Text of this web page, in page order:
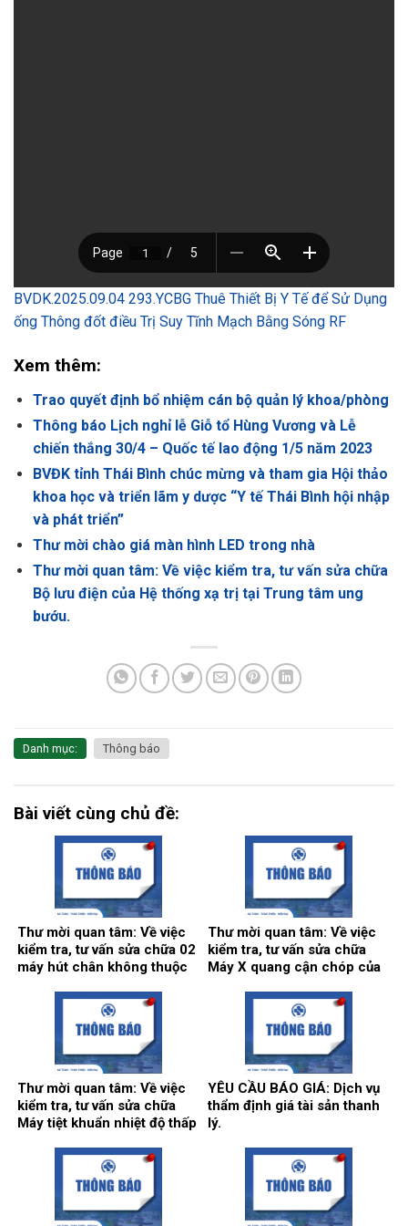
BVDK.2025.09.04 293.YCBG Thuê Thiết Bị Y Tế để Sử Dụng
ống Thông đốt điều Trị Suy Tĩnh Mạch Bằng Sóng RF
Xem thêm:
Trao quyết định bổ nhiệm cán bộ quản lý khoa/phòng
Thông báo Lịch nghỉ lễ Giỗ tổ Hùng Vương và Lễ
chiến thắng 30/4 – Quốc tế lao động 1/5 năm 2023
BVĐK tỉnh Thái Bình chúc mừng và tham gia Hội thảo
khoa học và triển lãm y dược “Y tế Thái Bình hội nhập
và phát triển”
Thư mời chào giá màn hình LED trong nhà
Thư mời quan tâm: Về việc kiểm tra, tư vấn sửa chữa
Bộ lưu điện của Hệ thống xạ trị tại Trung tâm ung
bướu.
Danh mục: Thông báo
Bài viết cùng chủ đề:
Thư mời quan tâm: Về việc
kiểm tra, tư vấn sửa chữa 02
máy hút chân không thuộc
Thư mời quan tâm: Về việc
kiểm tra, tư vấn sửa chữa
Máy X quang cận chóp của
Thư mời quan tâm: Về việc
kiểm tra, tư vấn sửa chữa
Máy tiệt khuẩn nhiệt độ thấp
YÊU CẦU BÁO GIÁ: Dịch vụ
thẩm định giá tài sản thanh
lý.